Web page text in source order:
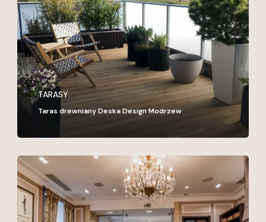
Design
Modrzew
TARASY
Taras drewniany Deska Design Modrzew
Podłoga
drewniana
Deska
Design